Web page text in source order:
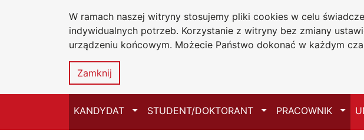
W ramach naszej witryny stosujemy pliki cookies w celu
indywidualnych potrzeb. Korzystanie z witryny bez zmiany
urządzeniu końcowym. Możecie Państwo dokonać w każdym
Zamknij
Przejdź do głównego menu
Przejdź do treści
Przejdź do wyszukiwarki
Przejdź do mapy serwisuUniwersytet
Jana Długosza w Częstochowie
KANDYDAT Przełącz
STUDENT/DOKTORANT Przełącz
PRACOWNIK